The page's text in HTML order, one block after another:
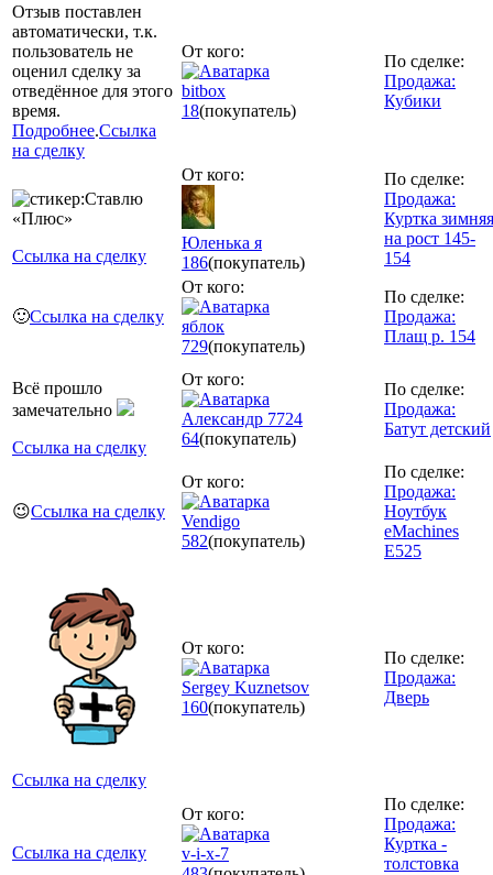
Отзыв поставлен
автоматически, т.к.
пользователь не
оценил сделку за
отведённое для этого
время.
Подробнее.Ссылка
на сделку
От кого:
bitbox
18(покупатель)
По сделке:
Продажа:
Кубики
Ссылка на сделку
От кого:
Юленька я
186(покупатель)
По сделке:
Продажа:
Куртка зимняя
на рост 145-
154
🙂Ссылка на сделку
От кого:
яблок
729(покупатель)
По сделке:
Продажа:
Плащ р. 154
Всё прошло
замечательно
Ссылка на сделку
От кого:
Александр 7724
64(покупатель)
По сделке:
Продажа:
Батут детский
😉Ссылка на сделку
От кого:
Vendigo
582(покупатель)
По сделке:
Продажа:
Ноутбук
eMachines
E525
Ссылка на сделку
От кого:
Sergey Kuznetsov
160(покупатель)
По сделке:
Продажа:
Дверь
Ссылка на сделку
От кого:
v-i-x-7
По сделке:
Продажа:
Куртка -
толстовка